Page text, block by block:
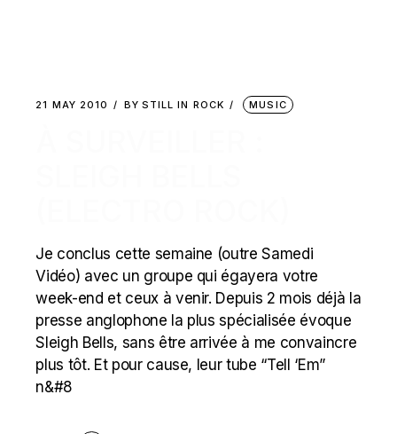
21 MAY 2010 BY STILL IN ROCK MUSIC
Je conclus cette semaine (outre Samedi
Vidéo) avec un groupe qui égayera votre
week-end et ceux à venir. Depuis 2 mois déjà la
presse anglophone la plus spécialisée évoque
Sleigh Bells, sans être arrivée à me convaincre
plus tôt. Et pour cause, leur tube “Tell ‘Em”
n&#8